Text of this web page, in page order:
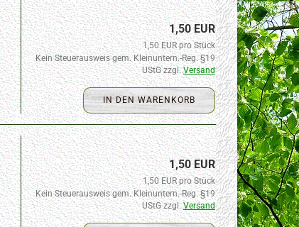
1,50 EUR
1,50 EUR pro Stück
Kein Steuerausweis gem. Kleinuntern.-Reg. §19
UStG zzgl.Versand
IN DEN WARENKORB
1,50 EUR
1,50 EUR pro Stück
Kein Steuerausweis gem. Kleinuntern.-Reg. §19
UStG zzgl.Versand